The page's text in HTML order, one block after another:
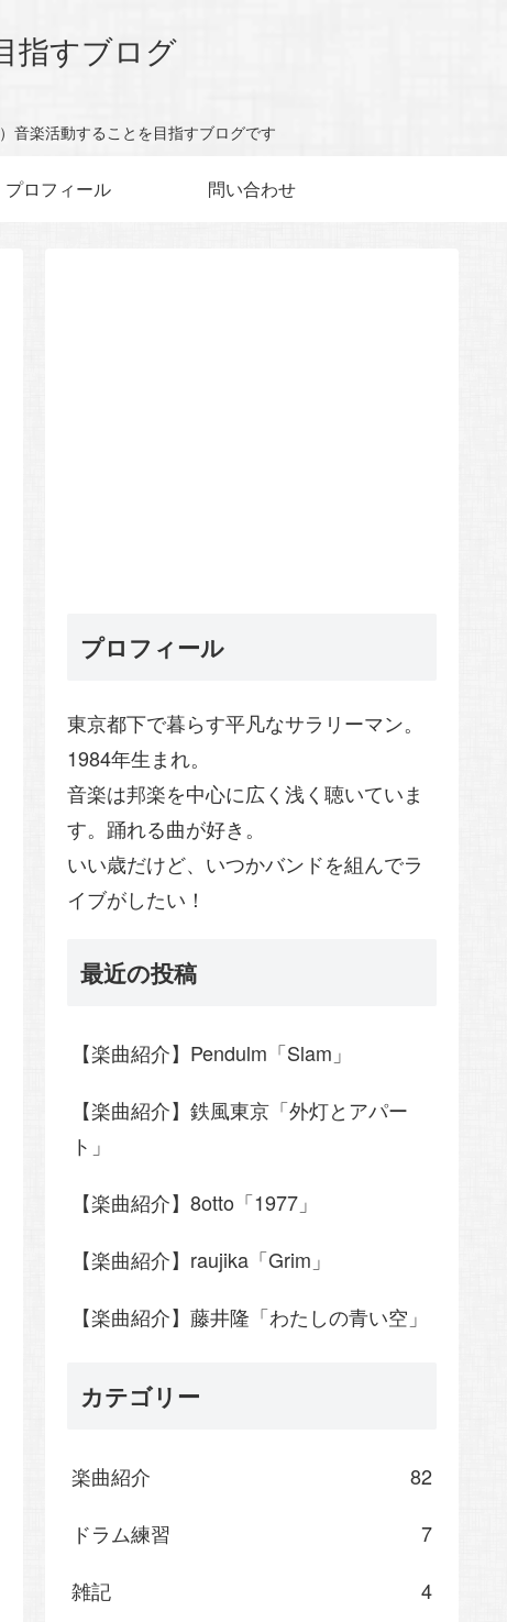
指すブログ
音楽活動することを目指すブログです
プロフィール 問い合わせ
プロフィール
東京都下で暮らす平凡なサラリーマン。
1984年生まれ。
音楽は邦楽を中心に広く浅く聴いていま
す。踊れる曲が好き。
いい歳だけど、いつかバンドを組んでラ
イブがしたい！
最近の投稿
【楽曲紹介】Pendulm「Slam」
【楽曲紹介】鉄風東京「外灯とアパー
ト」
【楽曲紹介】8otto「1977」
【楽曲紹介】raujika「Grim」
【楽曲紹介】藤井隆「わたしの青い空」
カテゴリー
楽曲紹介
82
ドラム練習
7
雑記
4